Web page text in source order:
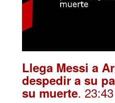
Llega Messi a
despedir a su
su muerte. 23:43